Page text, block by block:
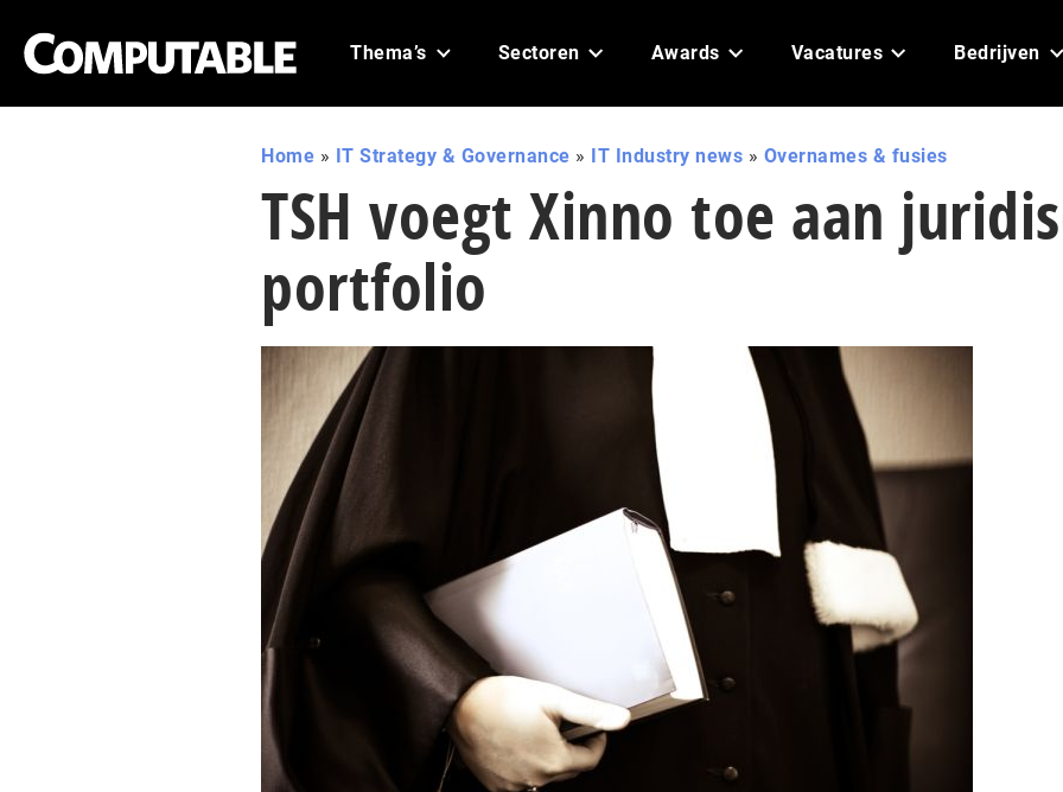
Thema’s Sectoren Awards Vacatures Bedrijven
Home » IT Strategy & Governance » IT Industry news » Overnames & fusies
TSH voegt Xinno toe aan
portfolio